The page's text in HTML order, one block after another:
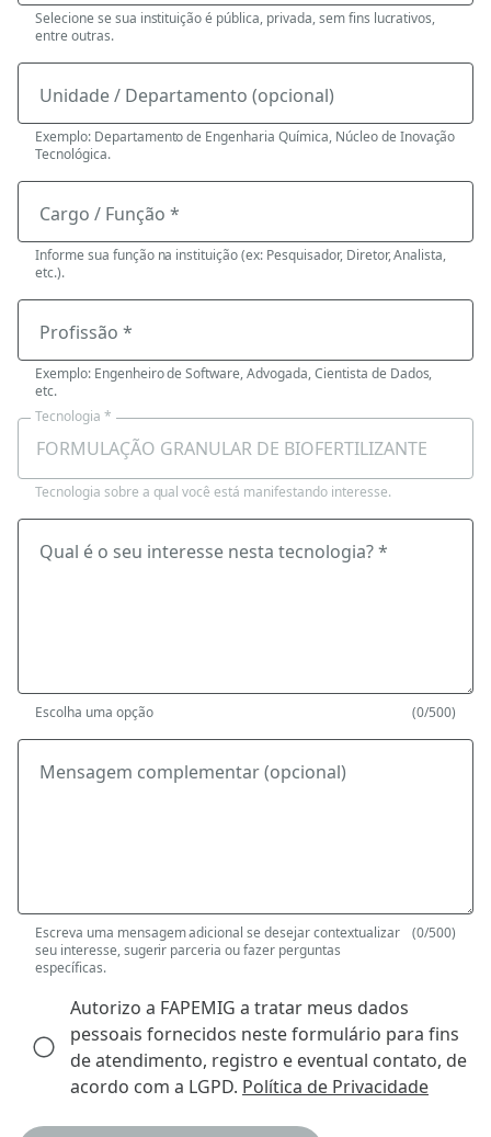
Selecione se sua instituição é pública, privada, sem fins lucrativos,
entre outras.
Unidade / Departamento (opcional)
Exemplo: Departamento de Engenharia Química, Núcleo de Inovação
Tecnológica.
Cargo / Função *
Informe sua função na instituição (ex: Pesquisador, Diretor, Analista,
etc.).
Profissão *
Exemplo: Engenheiro de Software, Advogada, Cientista de Dados,
etc.
Tecnologia *
Tecnologia sobre a qual você está manifestando interesse.
Qual é o seu interesse nesta tecnologia? *
Escolha uma opção (0/500)
Mensagem complementar (opcional)
Escreva uma mensagem adicional se desejar contextualizar
seu interesse, sugerir parceria ou fazer perguntas
específicas.
(0/500)
Autorizo a FAPEMIG a tratar meus dados
pessoais fornecidos neste formulário para fins
de atendimento, registro e eventual contato, de
acordo com a LGPD. Política de Privacidade